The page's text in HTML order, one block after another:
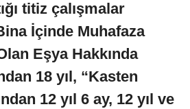
titiz çalışmalar
İçinde Muhafaza
Eşya Hakkında
18 yıl, “Kasten
12 yıl 6 ay, 12 yıl ve